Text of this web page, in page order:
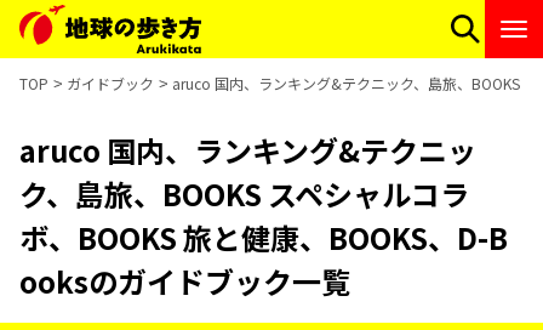
TOP ガイドブック aruco 国内、ランキング&テクニック、島旅、BOOKS
aruco 国内、ランキング&テクニッ
ク、島旅、BOOKS スペシャルコラ
ボ、BOOKS 旅と健康、BOOKS、D-B
ooksのガイドブック一覧